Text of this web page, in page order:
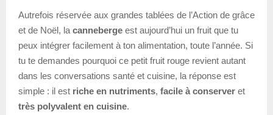
Autrefois réservée aux grandes tablées de l’Action de grâce
et de Noël, la canneberge est aujourd’hui un fruit que tu
peux intégrer facilement à ton alimentation, toute l’année. Si
tu te demandes pourquoi ce petit fruit rouge revient autant
dans les conversations santé et cuisine, la réponse est
simple : il est riche en nutriments, facile à conserver et
très polyvalent en cuisine.